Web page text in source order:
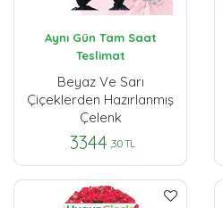
Aynı Gün Tam Saat
Teslimat
Beyaz Ve Sarı
Çiçeklerden Hazırlanmış
Çelenk
3344 ,30 TL